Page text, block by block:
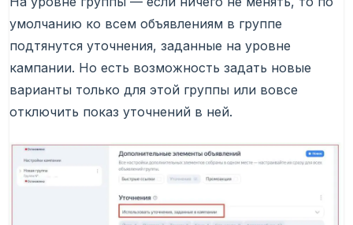
умолчанию ко всем объявлениям в группе
подтянутся уточнения, заданные на уровне
кампании. Но есть возможность задать новые
варианты только для этой группы или вовсе
отключить показ уточнений в ней.